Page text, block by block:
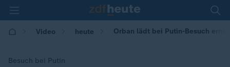
Video heute Orban lädt bei Putin-Besuch
Besuch bei Putin